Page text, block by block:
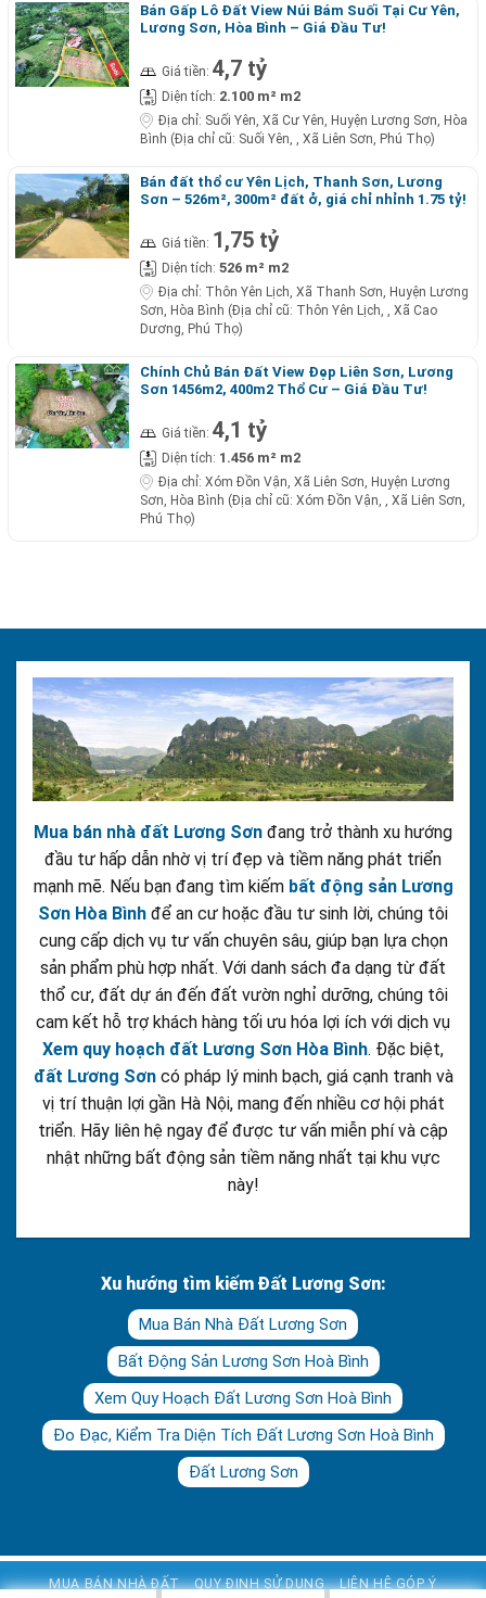
Bán Gấp Lô Đất View Núi Bám Suối Tại Cư Yên,
Lương Sơn, Hòa Bình – Giá Đầu Tư!
Giá tiền: 4,7 tỷ
Diện tích: 2.100 m² m2
Địa chỉ: Suối Yên, Xã Cư Yên, Huyện Lương Sơn, Hòa
Bình (Địa chỉ cũ: Suối Yên, , Xã Liên Sơn, Phú Thọ)
Bán đất thổ cư Yên Lịch, Thanh Sơn, Lương
Sơn – 526m², 300m² đất ở, giá chỉ nhỉnh 1.75 tỷ!
Giá tiền: 1,75 tỷ
Diện tích: 526 m² m2
Địa chỉ: Thôn Yên Lịch, Xã Thanh Sơn, Huyện Lương
Sơn, Hòa Bình (Địa chỉ cũ: Thôn Yên Lịch, , Xã Cao
Dương, Phú Thọ)
Chính Chủ Bán Đất View Đẹp Liên Sơn, Lương
Sơn 1456m2, 400m2 Thổ Cư – Giá Đầu Tư!
Giá tiền: 4,1 tỷ
Diện tích: 1.456 m² m2
Địa chỉ: Xóm Đồn Vận, Xã Liên Sơn, Huyện Lương
Sơn, Hòa Bình (Địa chỉ cũ: Xóm Đồn Vận, , Xã Liên Sơn,
Phú Thọ)
Mua bán nhà đất Lương Sơn đang trở thành xu hướng
đầu tư hấp dẫn nhờ vị trí đẹp và tiềm năng phát triển
mạnh mẽ. Nếu bạn đang tìm kiếm bất động sản Lương
Sơn Hòa Bình để an cư hoặc đầu tư sinh lời, chúng tôi
cung cấp dịch vụ tư vấn chuyên sâu, giúp bạn lựa chọn
sản phẩm phù hợp nhất. Với danh sách đa dạng từ đất
thổ cư, đất dự án đến đất vườn nghỉ dưỡng, chúng tôi
cam kết hỗ trợ khách hàng tối ưu hóa lợi ích với dịch vụ
Xem quy hoạch đất Lương Sơn Hòa Bình. Đặc biệt,
đất Lương Sơncó pháp lý minh bạch, giá cạnh tranh và
vị trí thuận lợi gần Hà Nội, mang đến nhiều cơ hội phát
triển. Hãy liên hệ ngay để được tư vấn miễn phí và cập
nhật những bất động sản tiềm năng nhất tại khu vực
này!
Xu hướng tìm kiếm Đất Lương Sơn:
Mua Bán Nhà Đất Lương Sơn
Bất Động Sản Lương Sơn Hoà Bình
Xem Quy Hoạch Đất Lương Sơn Hoà Bình
Đo Đạc, Kiểm Tra Diện Tích Đất Lương Sơn Hoà Bình
Đất Lương Sơn
MUA BÁN NHÀ ĐẤT QUY ĐỊNH SỬ DỤNG LIÊN HỆ GÓP Ý